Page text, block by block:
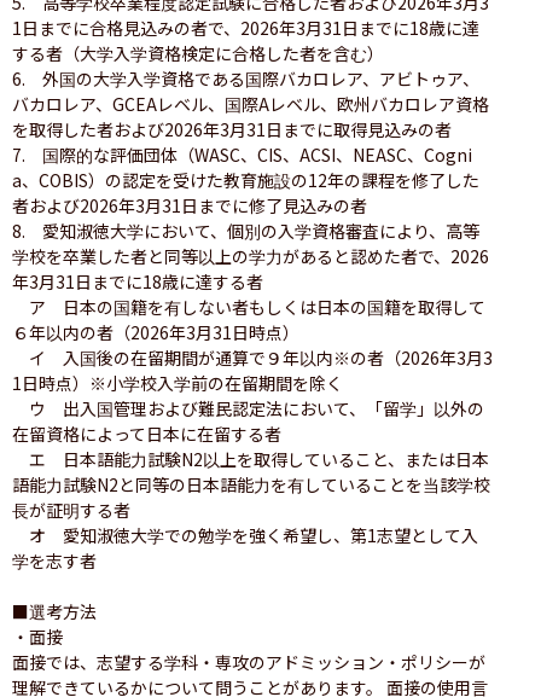
1日までに合格見込みの者で、2026年3月31日までに18歳に達
する者（大学入学資格検定に合格した者を含む）
6.　外国の大学入学資格である国際バカロレア、アビトゥア、
バカロレア、GCEAレベル、国際Aレベル、欧州バカロレア資格
を取得した者および2026年3月31日までに取得見込みの者
7.　国際的な評価団体（WASC、CIS、ACSI、NEASC、Cogni
a、COBIS）の認定を受けた教育施設の12年の課程を修了した
者および2026年3月31日までに修了見込みの者
8.　愛知淑徳大学において、個別の入学資格審査により、高等
学校を卒業した者と同等以上の学力があると認めた者で、2026
年3月31日までに18歳に達する者
ア　日本の国籍を有しない者もしくは日本の国籍を取得して
６年以内の者（2026年3月31日時点）
イ　入国後の在留期間が通算で９年以内※の者（2026年3月3
1日時点）※小学校入学前の在留期間を除く
ウ　出入国管理および難民認定法において、「留学」以外の
在留資格によって日本に在留する者
エ　日本語能力試験N2以上を取得していること、または日本
語能力試験N2と同等の日本語能力を有していることを当該学校
長が証明する者
オ　愛知淑徳大学での勉学を強く希望し、第1志望として入
学を志す者
■選考方法
・面接
面接では、志望する学科・専攻のアドミッション・ポリシーが
理解できているかについて問うことがあります。 面接の使用言